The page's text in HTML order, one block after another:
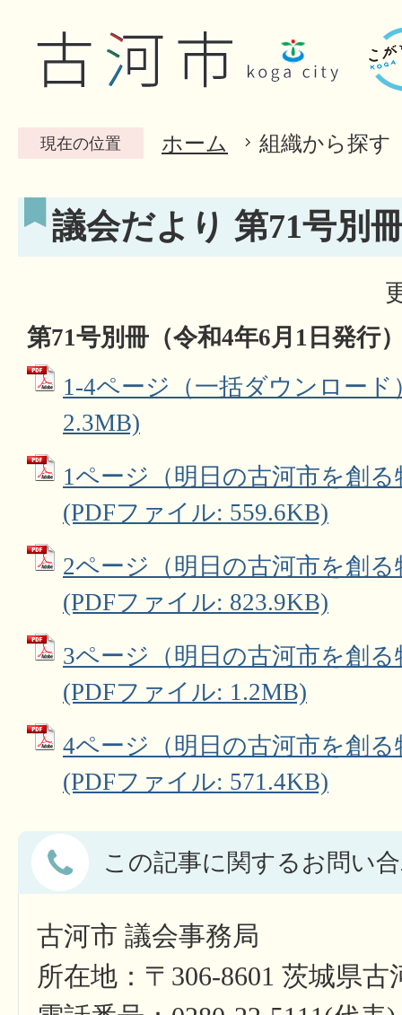
現在の位置 ホーム 組織から探す
議会だより 第71号別
第71号別冊（令和4年6月1日発行
1-4ページ（一括ダウンロード
2.3MB)
1ページ（明日の古河市を創
(PDFファイル: 559.6KB)
2ページ（明日の古河市を創
(PDFファイル: 823.9KB)
3ページ（明日の古河市を創
(PDFファイル: 1.2MB)
4ページ（明日の古河市を創
(PDFファイル: 571.4KB)
この記事に関するお問い
古河市 議会事務局
所在地：〒306-8601 茨城県